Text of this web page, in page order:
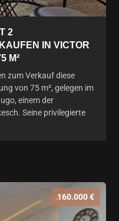
2
IN VICTOR
M²
zum Verkauf diese
von 75 m², gelegen im
einem der
Seine privilegierte
160.000 €